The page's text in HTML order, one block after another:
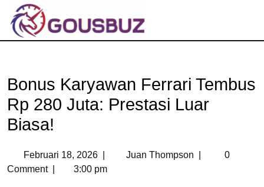
Bonus Karyawan Ferrari Tembus
Rp 280 Juta: Prestasi Luar
Biasa!
Februari 18, 2026 Juan Thompson
0
Comment
3:00 pm